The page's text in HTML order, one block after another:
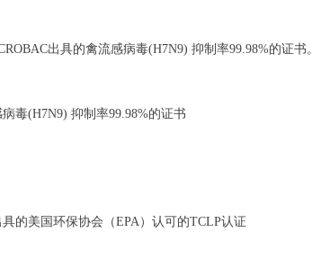
出具的禽流感病毒(H7N9) 抑制率99.98%的证书。
的美国环保协会（EPA）认可的TCLP认证